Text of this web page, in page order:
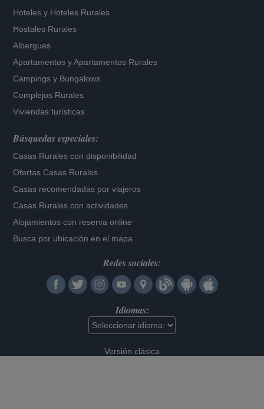
Hoteles y Hoteles Rurales
Hostales Rurales
Albergues
Apartamentos yApartamentos Rurales
Campings y Bungalows
Complejos Rurales
Viviendas turísticas
Búsquedas especiales:
Casas Rurales con disponibilidad
Ofertas Casas Rurales
Casas recomendadas por viajeros
Casas Rurales con actividades
Alojamientos con reserva online
Busca por ubicación en el mapa
Redes sociales:
Idiomas:
Versión clásica